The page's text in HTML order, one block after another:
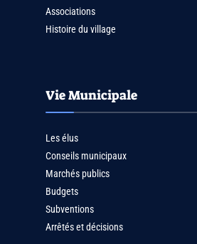
Associations
Histoire du village
Vie Municipale
Les élus
Conseils municipaux
Marchés publics
Budgets
Subventions
Arrêtés et décisions